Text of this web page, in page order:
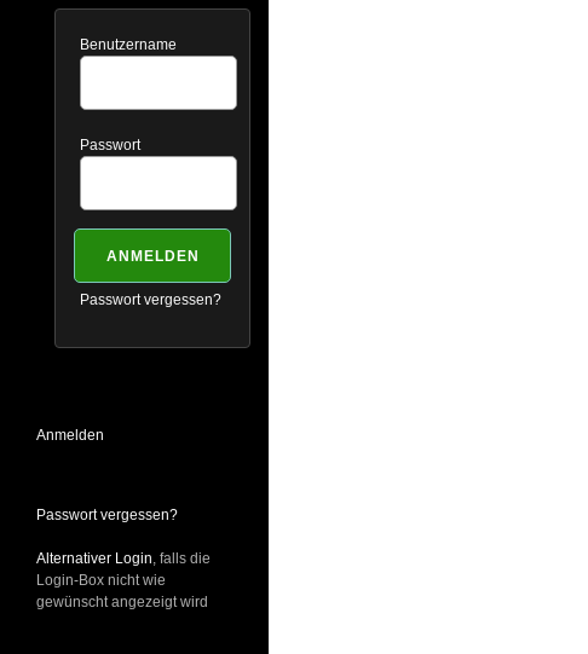
Benutzername
Passwort
Passwort vergessen?
Anmelden
Passwort vergessen?
Alternativer Login , falls die
Login-Box nicht wie
gewünscht angezeigt wird